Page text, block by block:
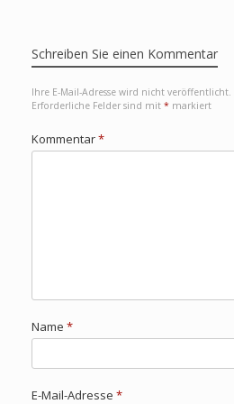
Schreiben Sie einen Kommentar
Ihre E-Mail-Adresse wird nicht veröffentlicht.
Erforderliche Felder sind mit * markiert
Kommentar*
Name *
E-Mail-Adresse *